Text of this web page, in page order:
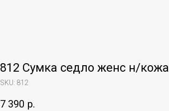
812 Сумка седло женс н/кожа
SKU: 812
7 390 р.